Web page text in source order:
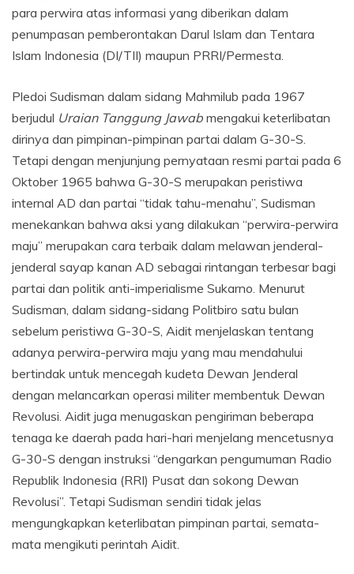
para perwira atas informasi yang diberikan dalam
penumpasan pemberontakan Darul Islam dan Tentara
Islam Indonesia (DI/TII) maupun PRRI/Permesta.
Pledoi Sudisman dalam sidang Mahmilub pada 1967
berjudul Uraian Tanggung Jawab mengakui keterlibatan
dirinya dan pimpinan-pimpinan partai dalam G-30-S.
Tetapi dengan menjunjung pernyataan resmi partai pada 6
Oktober 1965 bahwa G-30-S merupakan peristiwa
internal AD dan partai “tidak tahu-menahu”, Sudisman
menekankan bahwa aksi yang dilakukan “perwira-perwira
maju” merupakan cara terbaik dalam melawan jenderal-
jenderal sayap kanan AD sebagai rintangan terbesar bagi
partai dan politik anti-imperialisme Sukarno. Menurut
Sudisman, dalam sidang-sidang Politbiro satu bulan
sebelum peristiwa G-30-S, Aidit menjelaskan tentang
adanya perwira-perwira maju yang mau mendahului
bertindak untuk mencegah kudeta Dewan Jenderal
dengan melancarkan operasi militer membentuk Dewan
Revolusi. Aidit juga menugaskan pengiriman beberapa
tenaga ke daerah pada hari-hari menjelang mencetusnya
G-30-S dengan instruksi “dengarkan pengumuman Radio
Republik Indonesia (RRI) Pusat dan sokong Dewan
Revolusi”. Tetapi Sudisman sendiri tidak jelas
mengungkapkan keterlibatan pimpinan partai, semata-
mata mengikuti perintah Aidit.